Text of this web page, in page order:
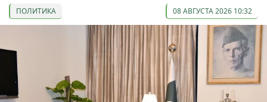
ПОЛИТИКА 08 АВГУСТА 2026 10:32